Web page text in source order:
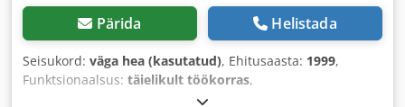
Pärida Helistada
Seisukord: väga hea (kasutatud), Ehitusaasta: 1999,
Funktsionaalsus: täielikult töökorras,